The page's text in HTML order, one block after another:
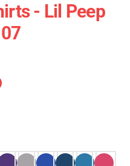
- Lil Peep